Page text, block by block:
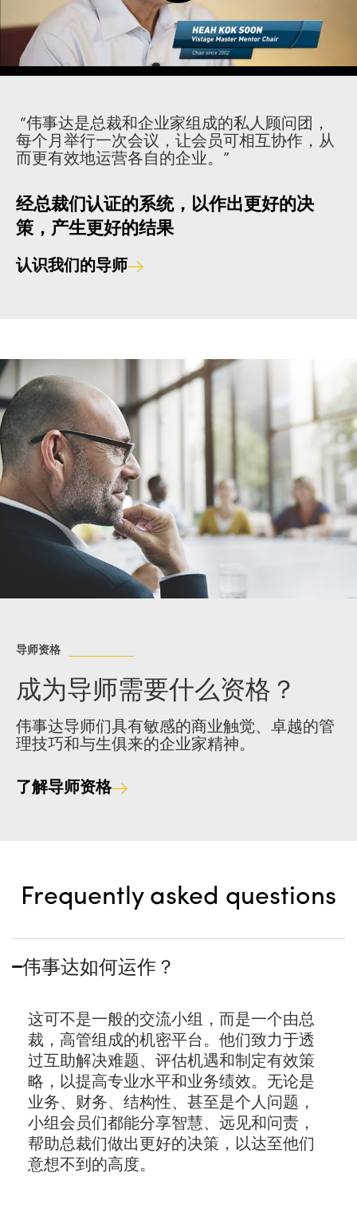
“伟事达是总裁和企业家组成的私人顾问团，
每个月举行一次会议，让会员可相互协作，从
而更有效地运营各自的企业。”
经总裁们认证的系统，以作出更好的决
策，产生更好的结果
认识我们的导师
导师资格
成为导师需要什么资格？
伟事达导师们具有敏感的商业触觉、卓越的管
理技巧和与生俱来的企业家精神。
了解导师资格
Frequently asked questions
伟事达如何运作？
这可不是一般的交流小组，而是一个由总
裁，高管组成的机密平台。他们致力于透
过互助解决难题、评估机遇和制定有效策
略，以提高专业水平和业务绩效。无论是
业务、财务、结构性、甚至是个人问题，
小组会员们都能分享智慧、远见和问责，
帮助总裁们做出更好的决策，以达至他们
意想不到的高度。